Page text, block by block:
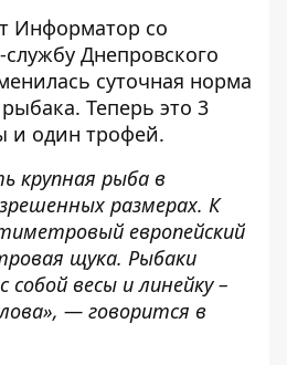
Информатор со
Днепровского
суточная норма
Теперь это 3
и один трофей.
крупная рыба в
размерах. К
европейский
щука. Рыбаки
весы и линейку –
— говорится в